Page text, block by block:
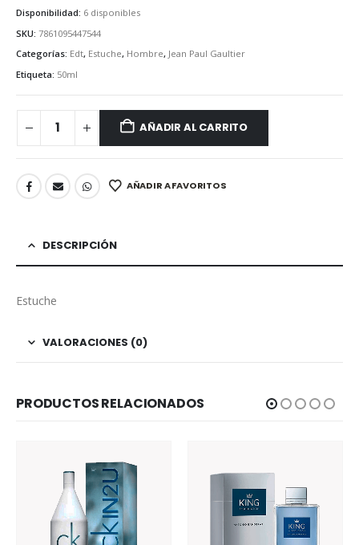
Disponibilidad: 6 disponibles
SKU: 7861095447544
Categorías: Edt, Estuche, Hombre, Jean Paul Gaultier
Etiqueta: 50ml
AÑADIR AL CARRITO
AÑADIR A FAVORITOS
DESCRIPCIÓN
Estuche
VALORACIONES (0)
PRODUCTOS RELACIONADOS